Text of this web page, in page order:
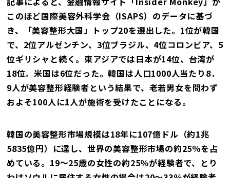
このほど国際美容外科学会（ISAPS）のデータに基づ
き、「美容整形大国」トップ20を選出した。1位が韓国
で、2位アルゼンチン、3位ブラジル、4位コロンビア、5
位ギリシャと続く。東アジアでは日本が14位、台湾が
18位。米国は6位だった。韓国は人口1000人当たり8．
9人が美容整形経験者という結果で、老若男女を問わず
およそ100人に1人が施術を受けたことになる。
韓国の美容整形市場規模は18年に107億ドル（約1兆
5835億円）に達し、世界の美容整形市場の約25％を占
めている。19～25歳の女性の約25％が経験者で、とり